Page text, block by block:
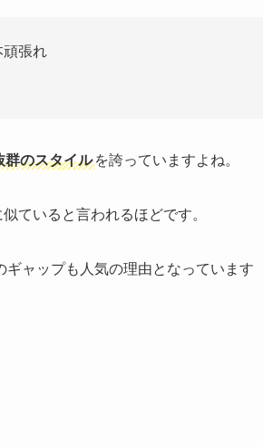
頑張れ
群のスタイル を誇っていますよね。
ていると言われるほどです。
ギャップも人気の理由となっています